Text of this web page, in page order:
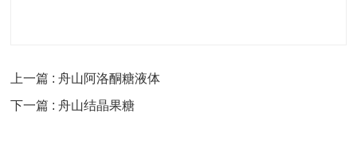
上一篇 : 舟山阿洛酮糖液体
下一篇 : 舟山结晶果糖